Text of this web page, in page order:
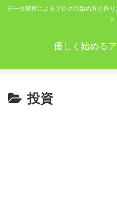
データ解析によるブログの始め方と作
ト
優しく始める
投資